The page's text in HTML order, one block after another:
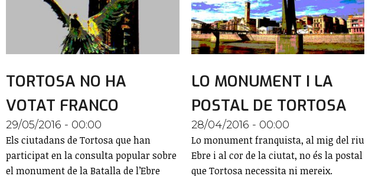
TORTOSA NO HA
VOTAT FRANCO
29/05/2016 - 00:00
Els ciutadans de Tortosa que han
participat en la consulta popular sobre
el monument de la Batalla de l’Ebre
LO MONUMENT I LA
POSTAL DE TORTOSA
28/04/2016 - 00:00
Lo monument franquista, al mig del riu
Ebre i al cor de la ciutat, no és la postal
que Tortosa necessita ni mereix.